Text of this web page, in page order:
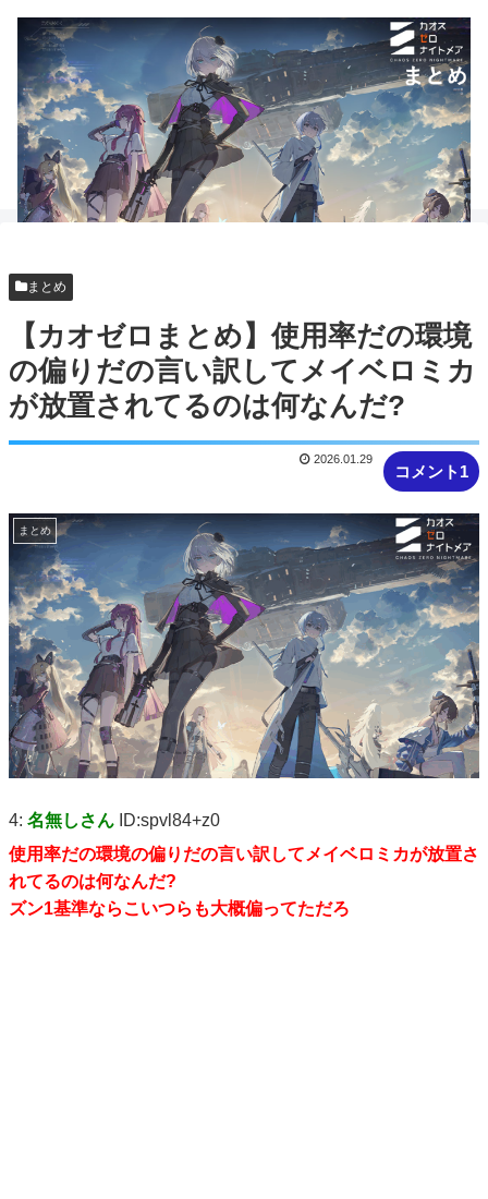
まとめ
【カオゼロまとめ】使用率だの環境
の偏りだの言い訳してメイベロミカ
が放置されてるのは何なんだ?
コメント1
2026.01.29
まとめ
4: 名無しさん ID:spvl84+z0
使用率だの環境の偏りだの言い訳してメイベロミカが放置さ
れてるのは何なんだ?
ズン1基準ならこいつらも大概偏ってただろ